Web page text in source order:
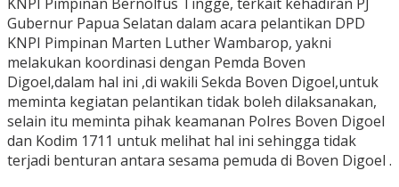
Gubernur Papua Selatan dalam acara pelantikan DPD
KNPI Pimpinan Marten Luther Wambarop, yakni
melakukan koordinasi dengan Pemda Boven
Digoel,dalam hal ini ,di wakili Sekda Boven Digoel,untuk
meminta kegiatan pelantikan tidak boleh dilaksanakan,
selain itu meminta pihak keamanan Polres Boven Digoel
dan Kodim 1711 untuk melihat hal ini sehingga tidak
terjadi benturan antara sesama pemuda di Boven Digoel .